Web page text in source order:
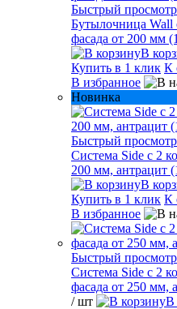
Быстрый просмотр
Бутылочница Wall
фасада от 200 мм
В
Купить в 1 клик К
В избранное
Новинка
Быстрый просмотр
Система Side с 2
200 мм, антрацит
В
Купить в 1 клик К
В избранное
Быстрый просмотр
Система Side c 2
фасада от 250 мм,
/ шт
В